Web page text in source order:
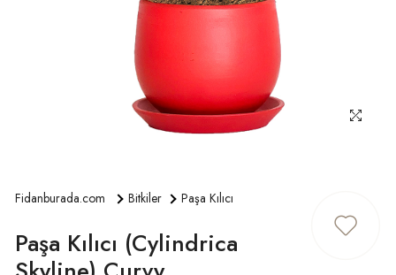
Fidanburada.com Bitkiler Paşa Kılıcı
Paşa Kılıcı (Cylindrica